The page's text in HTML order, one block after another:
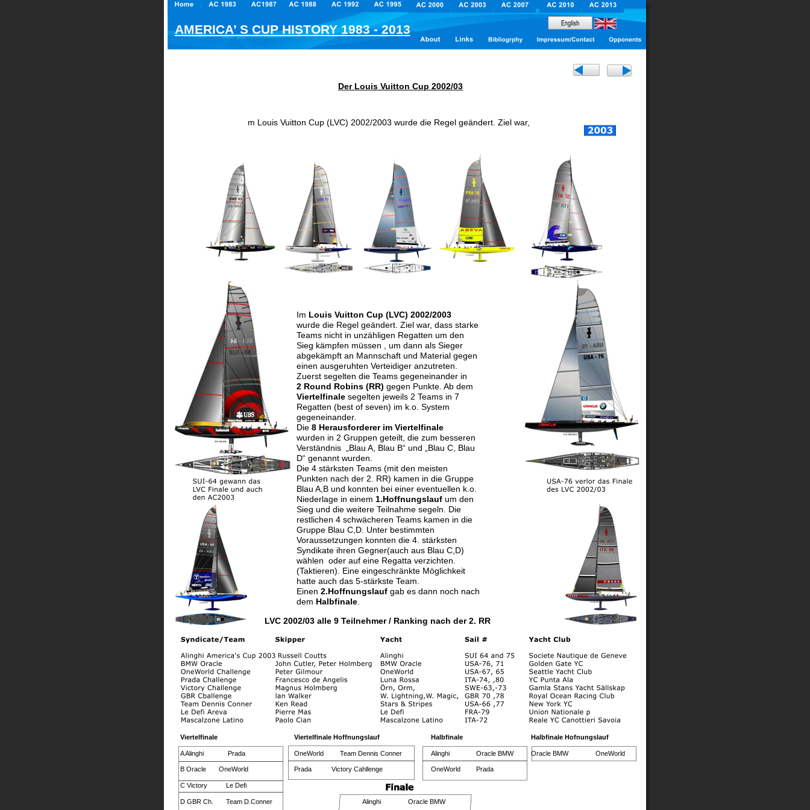
Der Louis Vuitton Cup 2002/03
LVC 2002/03 alle 9 Teilnehmer / Ranking nach der 2. RR
Viertelfinale Viertelfinale Hoffnungslauf Halbfinale Halbfinale Hofnungslauf
A Alinghi Prada OneWorld Team Dennis Conner Alinghi Oracle BMW Oracle BMW OneWorld
B Oracle       OneWorld Prada           Victory Cahllenge OneWorld Prada
C Victory Le Defi
D GBR Ch. Team D.Conner Alinghi Oracle BMW
Im Louis Vuitton Cup (LVC) 2002/2003
wurde die Regel geändert. Ziel war, dass starke
Teams nicht in unzähligen Regatten um den
Sieg kämpfen müssen , um dann als Sieger
abgekämpft an Mannschaft und Material gegen
einen ausgeruhten Verteidiger anzutreten.
Zuerst segelten die Teams gegeneinander in
2 Round Robins (RR) gegen Punkte. Ab dem
Viertelfinale segelten jeweils 2 Teams in 7
Regatten (best of seven) im k.o. System
gegeneinander.
Die 8 Herausforderer im Viertelfinale
wurden in 2 Gruppen geteilt, die zum besseren
Verständnis  „Blau A, Blau B“ und „Blau C, Blau
D“ genannt wurden.
Die 4 stärksten Teams (mit den meisten
Punkten nach der 2. RR) kamen in die Gruppe
Blau A,B und konnten bei einer eventuellen k.o.
Niederlage in einem 1.Hoffnungslauf um den
Sieg und die weitere Teilnahme segeln. Die
restlichen 4 schwächeren Teams kamen in die
Gruppe Blau C,D. Unter bestimmten
Voraussetzungen konnten die 4. stärksten
Syndikate ihren Gegner(auch aus Blau C,D)
wählen  oder auf eine Regatta verzichten.
(Taktieren). Eine eingeschränkte Möglichkeit
hatte auch das 5-stärkste Team.
Einen 2.Hoffnungslauf gab es dann noch nach
dem Halbfinale
m Louis Vuitton Cup (LVC) 2002/2003 wurde die Regel geändert. Ziel war,
WELCOME
AMERICA’ S CUP HISTORY 1983 - 2013